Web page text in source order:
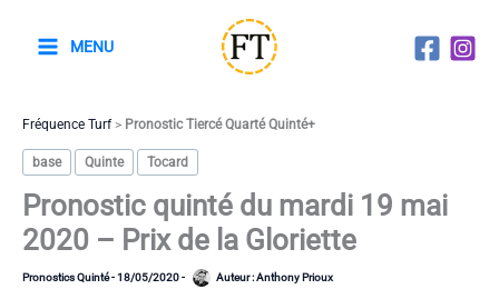
MENU
Fréquence Turf> Pronostic Tiercé Quarté Quinté+
base Quinte Tocard
Pronostic quinté du mardi 19 mai
2020 – Prix de la Gloriette
Pronostics Quinté-18/05/2020- Auteur :Anthony Prioux